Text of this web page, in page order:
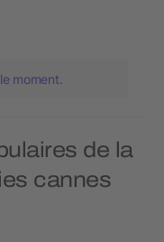
moment.
de la
cannes